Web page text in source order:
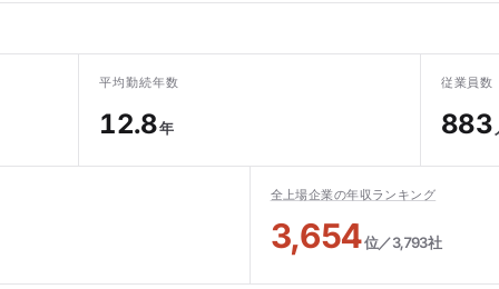
平均勤続年数
12.8年
従業員数
883
全上場企業の年収ランキング
3,654位／3,793社